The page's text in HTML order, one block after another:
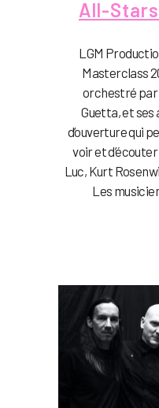
All-
LGM
Masterclass
orchestré par
Guetta, et ses
d’ouverture qui
voir et
Luc, Kurt
Les